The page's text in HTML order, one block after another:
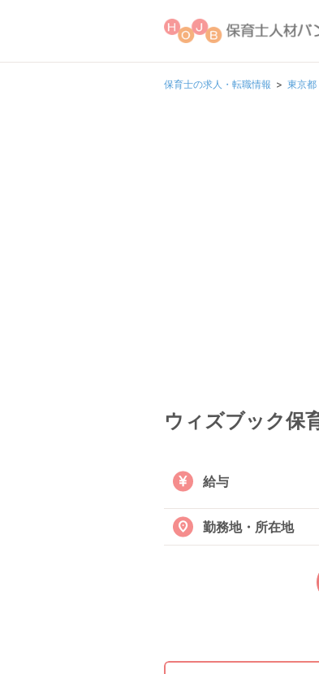
保育士の求人・転職情報 東京都
ウィズブック保
給与
勤務地・所在地